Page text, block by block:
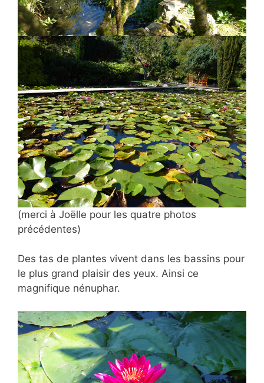
(merci à Joëlle pour les quatre photos
précédentes)
Des tas de plantes vivent dans les bassins pour
le plus grand plaisir des yeux. Ainsi ce
magnifique nénuphar.